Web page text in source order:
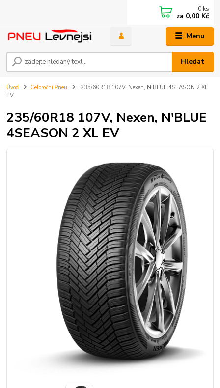
Menu
Hledat
0 ks
za 0,00 Kč
Úvod Celoroční Pneu
235/60R18 107V, Nexen, N'BLUE 4SEASON 2 XL
EV
235/60R18 107V, Nexen, N'BLUE
4SEASON 2 XL EV